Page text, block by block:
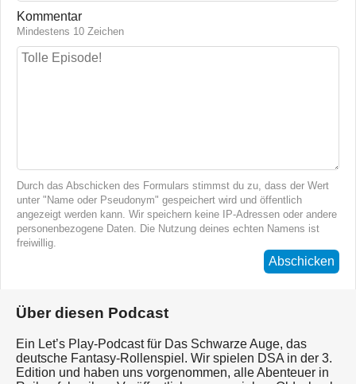
Kommentar
Mindestens 10 Zeichen
Durch das Abschicken des Formulars stimmst du zu, dass der Wert
unter "Name oder Pseudonym" gespeichert wird und öffentlich
angezeigt werden kann. Wir speichern keine IP-Adressen oder andere
personenbezogene Daten. Die Nutzung deines echten Namens ist
freiwillig.
Abschicken
Über diesen Podcast
Ein Let’s Play-Podcast für Das Schwarze Auge, das
deutsche Fantasy-Rollenspiel. Wir spielen DSA in der 3.
Edition und haben uns vorgenommen, alle Abenteuer in